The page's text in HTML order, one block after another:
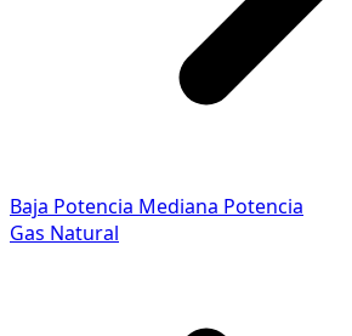
Baja Potencia Mediana Potencia
Gas Natural